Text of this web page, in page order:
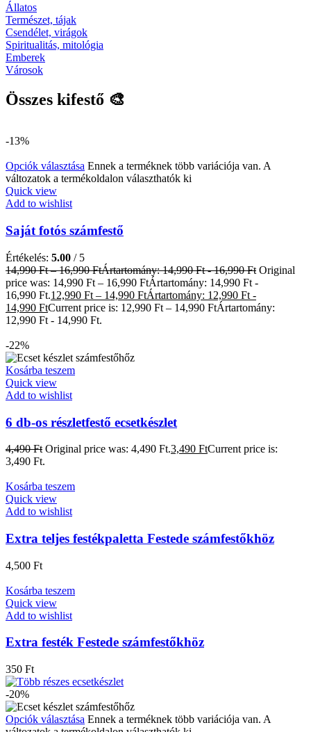
Állatos
Természet, tájak
Csendélet, virágok
Spiritualitás, mitológia
Emberek
Városok
Összes kifestő 🎨
-13%
Opciók választása Ennek a terméknek több variációja van. A
változatok a termékoldalon választhatók ki
Quick view
Add to wishlist
Saját fotós számfestő
Értékelés: 5.00 / 5
14,990Ft – 16,990FtÁrtartomány: 14,990 Ft - 16,990 Ft Original
price was: 14,990 Ft – 16,990 FtÁrtartomány: 14,990 Ft -
16,990 Ft.12,990 Ft – 14,990 FtÁrtartomány: 12,990 Ft -
14,990 FtCurrent price is: 12,990 Ft – 14,990 FtÁrtartomány:
12,990 Ft - 14,990 Ft.
-22%
Kosárba teszem
Quick view
Add to wishlist
6 db-os részletfestő ecsetkészlet
4,490Ft Original price was: 4,490 Ft.3,490 FtCurrent price is:
3,490 Ft.
Kosárba teszem
Quick view
Add to wishlist
Extra teljes festékpaletta Festede számfestőkhöz
4,500 Ft
Kosárba teszem
Quick view
Add to wishlist
Extra festék Festede számfestőkhöz
350 Ft
-20%
Opciók választása Ennek a terméknek több variációja van. A